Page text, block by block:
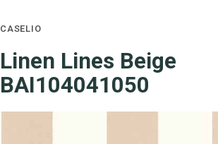
CASELIO
Linen Lines Beige
BAI104041050